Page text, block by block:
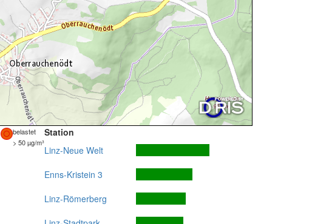
belastet
> 50 µg/m³
Station
Linz-Neue Welt
Enns-Kristein 3
Linz-Römerberg